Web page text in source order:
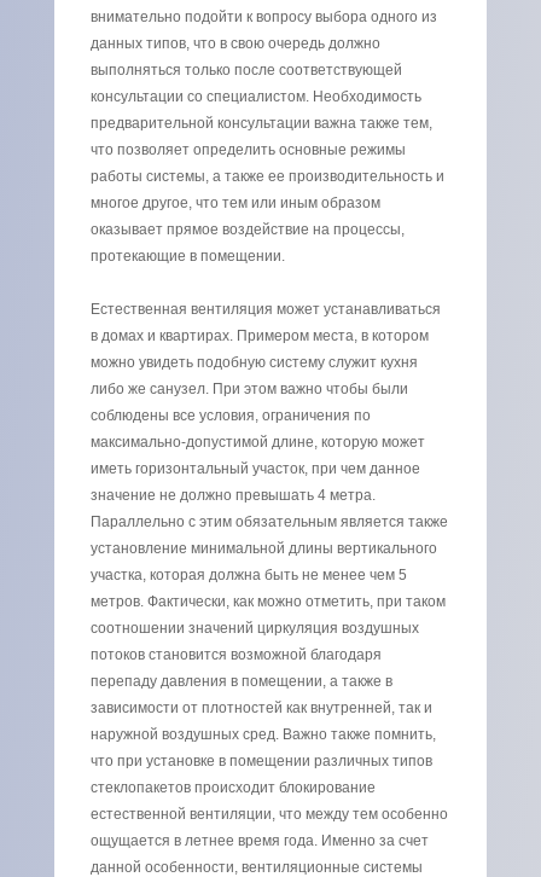
внимательно подойти к вопросу выбора одного из
данных типов, что в свою очередь должно
выполняться только после соответствующей
консультации со специалистом. Необходимость
предварительной консультации важна также тем,
что позволяет определить основные режимы
работы системы, а также ее производительность и
многое другое, что тем или иным образом
оказывает прямое воздействие на процессы,
протекающие в помещении.
Естественная вентиляция может устанавливаться
в домах и квартирах. Примером места, в котором
можно увидеть подобную систему служит кухня
либо же санузел. При этом важно чтобы были
соблюдены все условия, ограничения по
максимально-допустимой длине, которую может
иметь горизонтальный участок, при чем данное
значение не должно превышать 4 метра.
Параллельно с этим обязательным является также
установление минимальной длины вертикального
участка, которая должна быть не менее чем 5
метров. Фактически, как можно отметить, при таком
соотношении значений циркуляция воздушных
потоков становится возможной благодаря
перепаду давления в помещении, а также в
зависимости от плотностей как внутренней, так и
наружной воздушных сред. Важно также помнить,
что при установке в помещении различных типов
стеклопакетов происходит блокирование
естественной вентиляции, что между тем особенно
ощущается в летнее время года. Именно за счет
данной особенности, вентиляционные системы